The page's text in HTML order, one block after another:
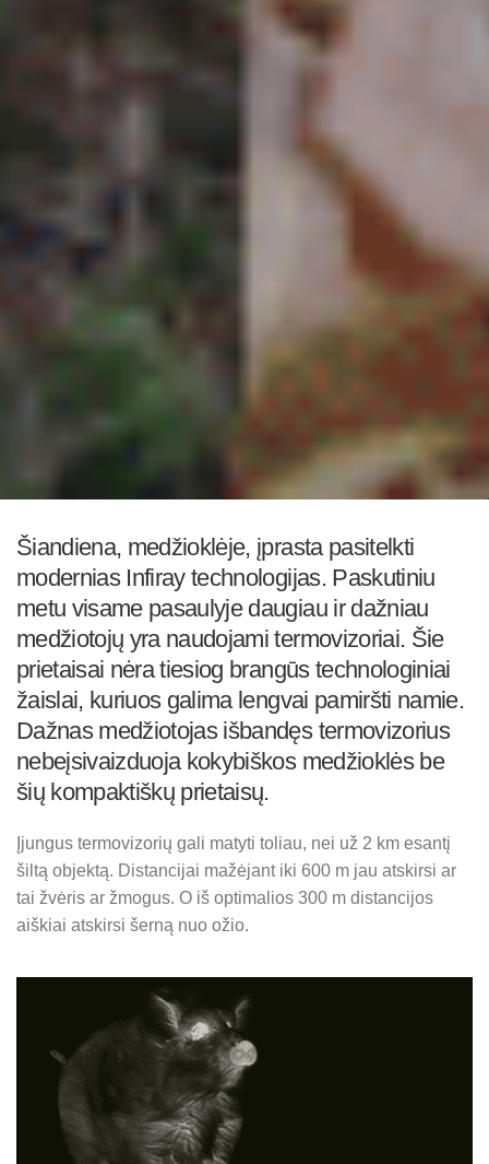
Šiandiena, medžioklėje, įprasta pasitelkti
modernias Infiray technologijas. Paskutiniu
metu visame pasaulyje daugiau ir dažniau
medžiotojų yra naudojami termovizoriai. Šie
prietaisai nėra tiesiog brangūs technologiniai
žaislai, kuriuos galima lengvai pamiršti namie.
Dažnas medžiotojas išbandęs termovizorius
nebeįsivaizduoja kokybiškos medžioklės be
šių kompaktiškų prietaisų.
Įjungus termovizorių gali matyti toliau, nei už 2 km esantį
šiltą objektą. Distancijai mažėjant iki 600 m jau atskirsi ar
tai žvėris ar žmogus. O iš optimalios 300 m distancijos
aiškiai atskirsi šerną nuo ožio.